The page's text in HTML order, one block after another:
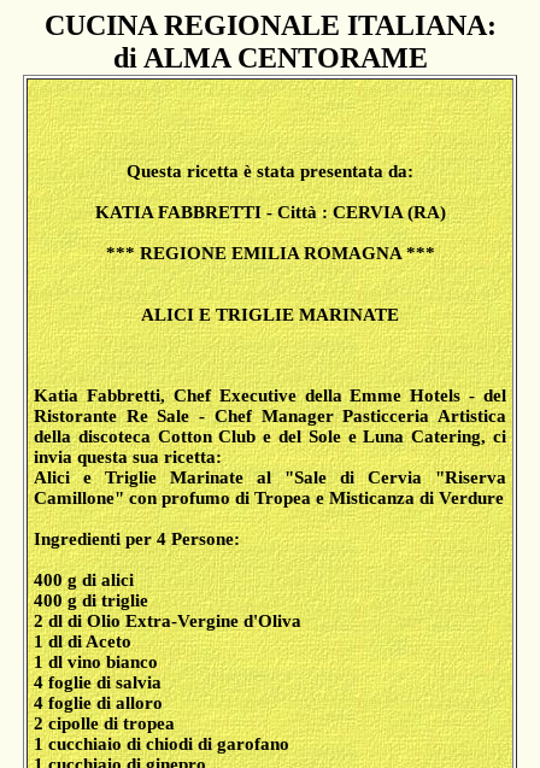
CUCINA REGIONALE ITALIANA:
di ALMA CENTORAME
Questa ricetta è stata presentata da:
KATIA FABBRETTI - Città : CERVIA (RA)
*** REGIONE EMILIA ROMAGNA ***
ALICI E TRIGLIE MARINATE
Katia Fabbretti, Chef Executive della Emme Hotels - del
Ristorante Re Sale - Chef Manager Pasticceria Artistica
della discoteca Cotton Club e del Sole e Luna Catering, ci
invia questa sua ricetta:
Alici e Triglie Marinate al "Sale di Cervia "Riserva
Camillone" con profumo di Tropea e Misticanza di Verdure
Ingredienti per 4 Persone:
400 g di alici
400 g di triglie
2 dl di Olio Extra-Vergine d'Oliva
1 dl di Aceto
1 dl vino bianco
4 foglie di salvia
4 foglie di alloro
2 cipolle di tropea
1 cucchiaio di chiodi di garofano